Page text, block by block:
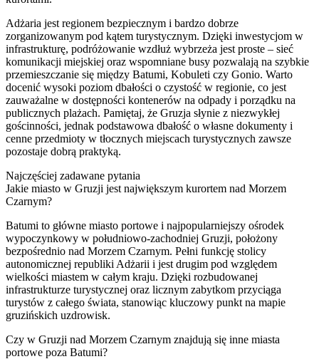
Adżaria jest regionem bezpiecznym i bardzo dobrze
zorganizowanym pod kątem turystycznym. Dzięki inwestycjom w
infrastrukturę, podróżowanie wzdłuż wybrzeża jest proste – sieć
komunikacji miejskiej oraz wspomniane busy pozwalają na szybkie
przemieszczanie się między Batumi, Kobuleti czy Gonio. Warto
docenić wysoki poziom dbałości o czystość w regionie, co jest
zauważalne w dostępności kontenerów na odpady i porządku na
publicznych plażach. Pamiętaj, że Gruzja słynie z niezwykłej
gościnności, jednak podstawowa dbałość o własne dokumenty i
cenne przedmioty w tłocznych miejscach turystycznych zawsze
pozostaje dobrą praktyką.
Najczęściej zadawane pytania
Jakie miasto w Gruzji jest największym kurortem nad Morzem
Czarnym?
Batumi to główne miasto portowe i najpopularniejszy ośrodek
wypoczynkowy w południowo-zachodniej Gruzji, położony
bezpośrednio nad Morzem Czarnym. Pełni funkcję stolicy
autonomicznej republiki Adżarii i jest drugim pod względem
wielkości miastem w całym kraju. Dzięki rozbudowanej
infrastrukturze turystycznej oraz licznym zabytkom przyciąga
turystów z całego świata, stanowiąc kluczowy punkt na mapie
gruzińskich uzdrowisk.
Czy w Gruzji nad Morzem Czarnym znajdują się inne miasta
portowe poza Batumi?